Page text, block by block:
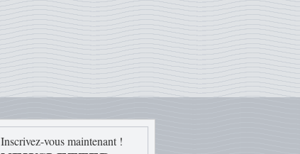
Inscrivez-vous maintenant !